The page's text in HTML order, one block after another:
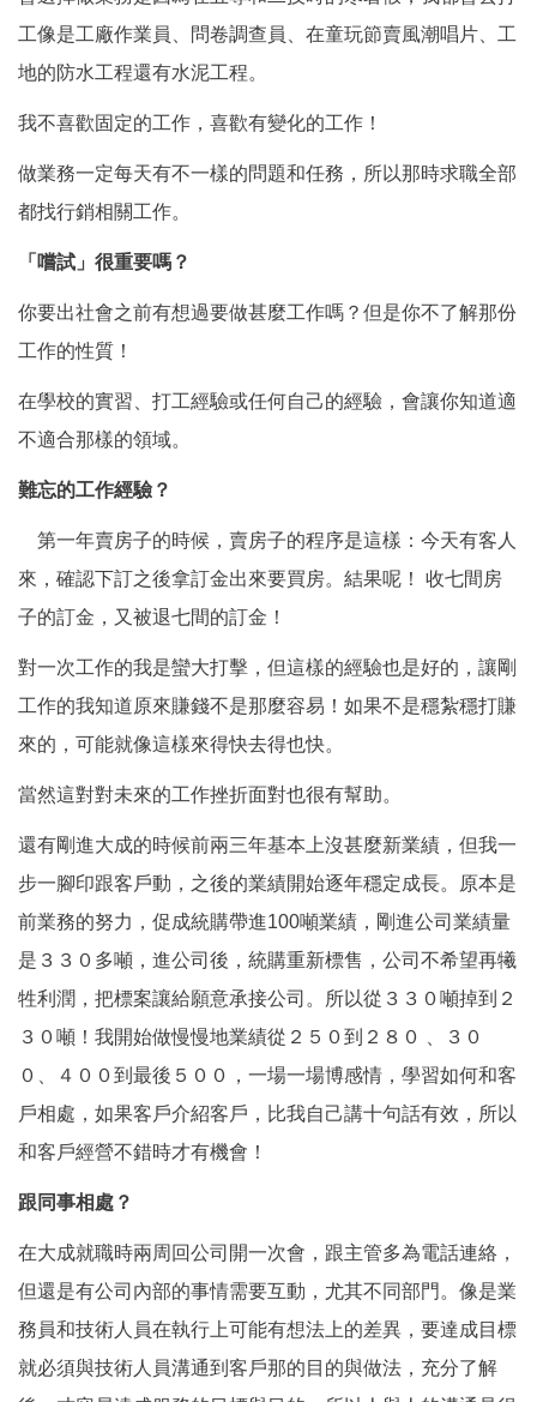
工像是工廠作業員、問卷調查員、在童玩節賣風潮唱片、工
地的防水工程還有水泥工程。
我不喜歡固定的工作，喜歡有變化的工作！
做業務一定每天有不一樣的問題和任務，所以那時求職全部
都找行銷相關工作。
「嚐試」很重要嗎？
你要出社會之前有想過要做甚麼工作嗎？但是你不了解那份
工作的性質！
在學校的實習、打工經驗或任何自己的經驗，會讓你知道適
不適合那樣的領域。
難忘的工作經驗？
第一年賣房子的時候，賣房子的程序是這樣：今天有客人
來，確認下訂之後拿訂金出來要買房。結果呢！ 收七間房
子的訂金，又被退七間的訂金！
對一次工作的我是蠻大打擊，但這樣的經驗也是好的，讓剛
工作的我知道原來賺錢不是那麼容易！如果不是穩紮穩打賺
來的，可能就像這樣來得快去得也快。
當然這對對未來的工作挫折面對也很有幫助。
還有剛進大成的時候前兩三年基本上沒甚麼新業績，但我一
步一腳印跟客戶動，之後的業績開始逐年穩定成長。原本是
前業務的努力，促成統購帶進100噸業績，剛進公司業績量
是３３０多噸，進公司後，統購重新標售，公司不希望再犧
牲利潤，把標案讓給願意承接公司。所以從３３０噸掉到２
３０噸！我開始做慢慢地業績從２５０到２８０ 、３０
０、４００到最後５００，一場一場博感情，學習如何和客
戶相處，如果客戶介紹客戶，比我自己講十句話有效，所以
和客戶經營不錯時才有機會！
跟同事相處？
在大成就職時兩周回公司開一次會，跟主管多為電話連絡，
但還是有公司內部的事情需要互動，尤其不同部門。像是業
務員和技術人員在執行上可能有想法上的差異，要達成目標
就必須與技術人員溝通到客戶那的目的與做法，充分了解